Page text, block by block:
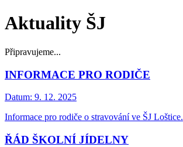
Aktuality ŠJ
Připravujeme...
INFORMACE PRO RODIČE
Datum: 9. 12. 2025
Informace pro rodiče o stravování ve ŠJ Loštice.
ŘÁD ŠKOLNÍ JÍDELNY